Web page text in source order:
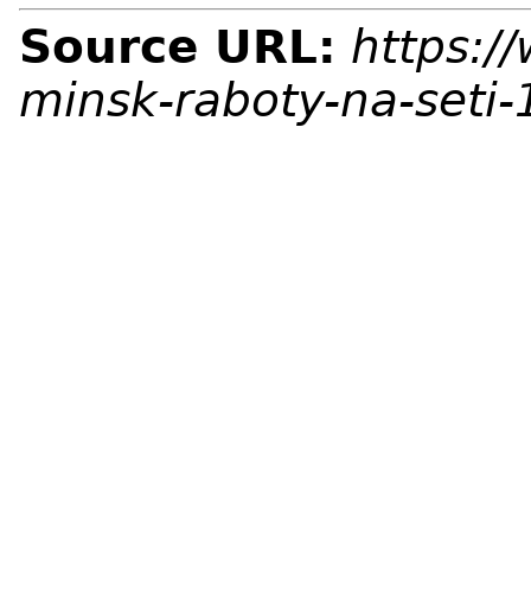
Source URL: https://
minsk-raboty-na-seti-